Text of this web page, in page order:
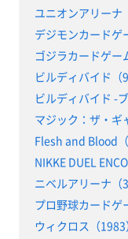
ユニオンアリーナ
デジモンカードゲ
ゴジラカードゲー
ビルディバイド（
ビルディバイド -
マジック：ザ・ギ
Flesh and Blood（
NIKKE DUEL
ニベルアリーナ（
プロ野球カードゲ
ウィクロス（1983